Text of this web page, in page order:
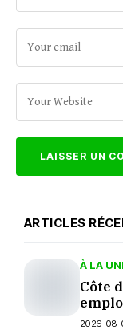
ARTICLES
À LA
Côte
2026-08-